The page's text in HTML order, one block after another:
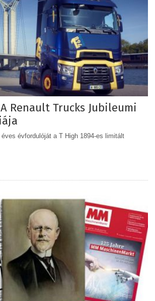
Renault Trucks Jubileumi
évfordulóját a T High 1894-es limitált